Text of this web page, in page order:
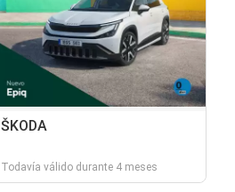
ŠKODA
Todavía válido durante 4 meses